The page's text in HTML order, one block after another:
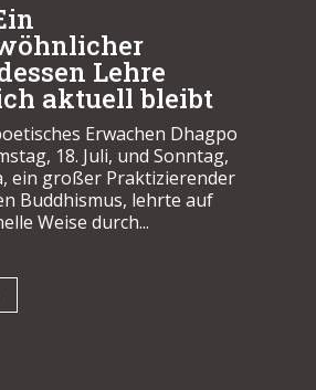
Lehre
aktuell bleibt
Erwachen Dhagpo
18. Juli, und Sonntag,
ein großer Praktizierender
Buddhismus, lehrte auf
Weise durch...